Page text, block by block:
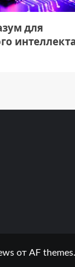
для
от AF themes.